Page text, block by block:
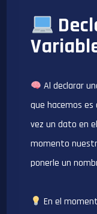
Al declarar
que hacemos es
vez un dato en
momento
ponerle un
En el